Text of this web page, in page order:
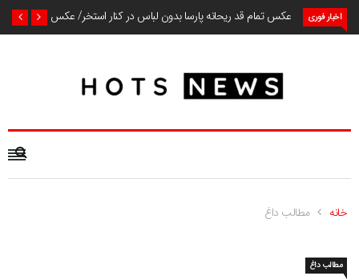
اخبار فوری عکس تمام قد ریحانه پارسا بدون لباس در کنار استخر/ عکس
خانه مطالب داغ
مطالب داغ